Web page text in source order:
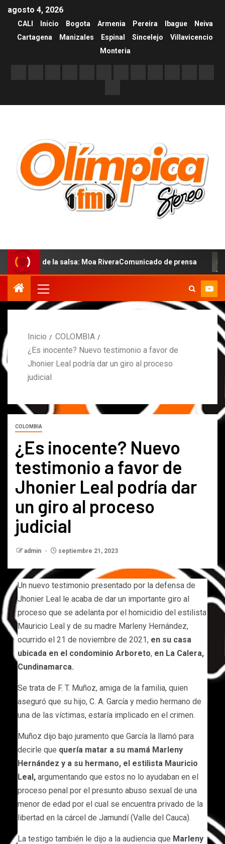
agosto 4, 2026
CALI Inicio Bogota Armenia Pereira Ibague
Neiva
Cartagena
Manizales Espinal Sincelejo
Villavicencio
Monteria
la salsa: Moa RiveraComunicado de prensa
Inicio
COLOMBIA
¿Es inocente? Nuevo testimonio a favor de
Jhonier Leal podría dar un giro al proceso
judicial
COLOMBIA
¿Es inocente? Nuevo
testimonio a favor de
Jhonier Leal podría dar
un giro al proceso
judicial
admin septiembre 21, 2023
Un nuevo testimonio presentado por la defensa de
Jhonier Leal le acaba de dar un importante giro al
proceso que se adelanta por el homicidio del estilista
Mauricio Leal y de su madre Marleny Hernández,
ocurrido el 21 de noviembre de 2021, en su casa
ubicada en el condominio Arboreto, en La Calera,
Cundinamarca.
Se trata de F. T. Muñoz, amiga de la familia, quien
aseguró que su hijo, C. A. García y medio hermano de
una de las víctimas, estaría implicado en el crimen.
Muñoz dijo bajo juramento que García la llamó para
decirle que quería matar a su mamá Marleny
Hernández y a su hermano, el estilista Mauricio
Leal, argumentando que estos no lo ayudaban en el
proceso penal por el presunto abuso sexual de una
menor de edad por el cual se encuentra privado de la
libertad en la cárcel de Jamundí (Valle del Cauca).
La testigo también le dijo a la audiencia que Marleny